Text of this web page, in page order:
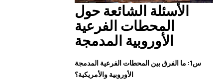
الأسئلة الشائعة حول
المحطات الفرعية
الأوروبية المدمجة
س1: ما الفرق بين المحطات الفرعية المدمجة
الأوروبية والأمريكية؟